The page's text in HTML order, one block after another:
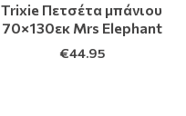
Trixie Πετσέτα μπάνιου
70×130εκ Mrs Elephant
€44.95